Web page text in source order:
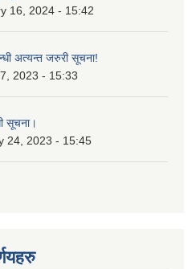
16, 2024 - 15:42
अत्यन्त जरुरी सूचना!
2023 - 15:33
सूचना।
24, 2023 - 15:45